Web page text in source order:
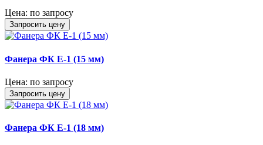
Цена: по запросу
Запросить цену
Фанера ФК Е-1 (15 мм)
Цена: по запросу
Запросить цену
Фанера ФК Е-1 (18 мм)